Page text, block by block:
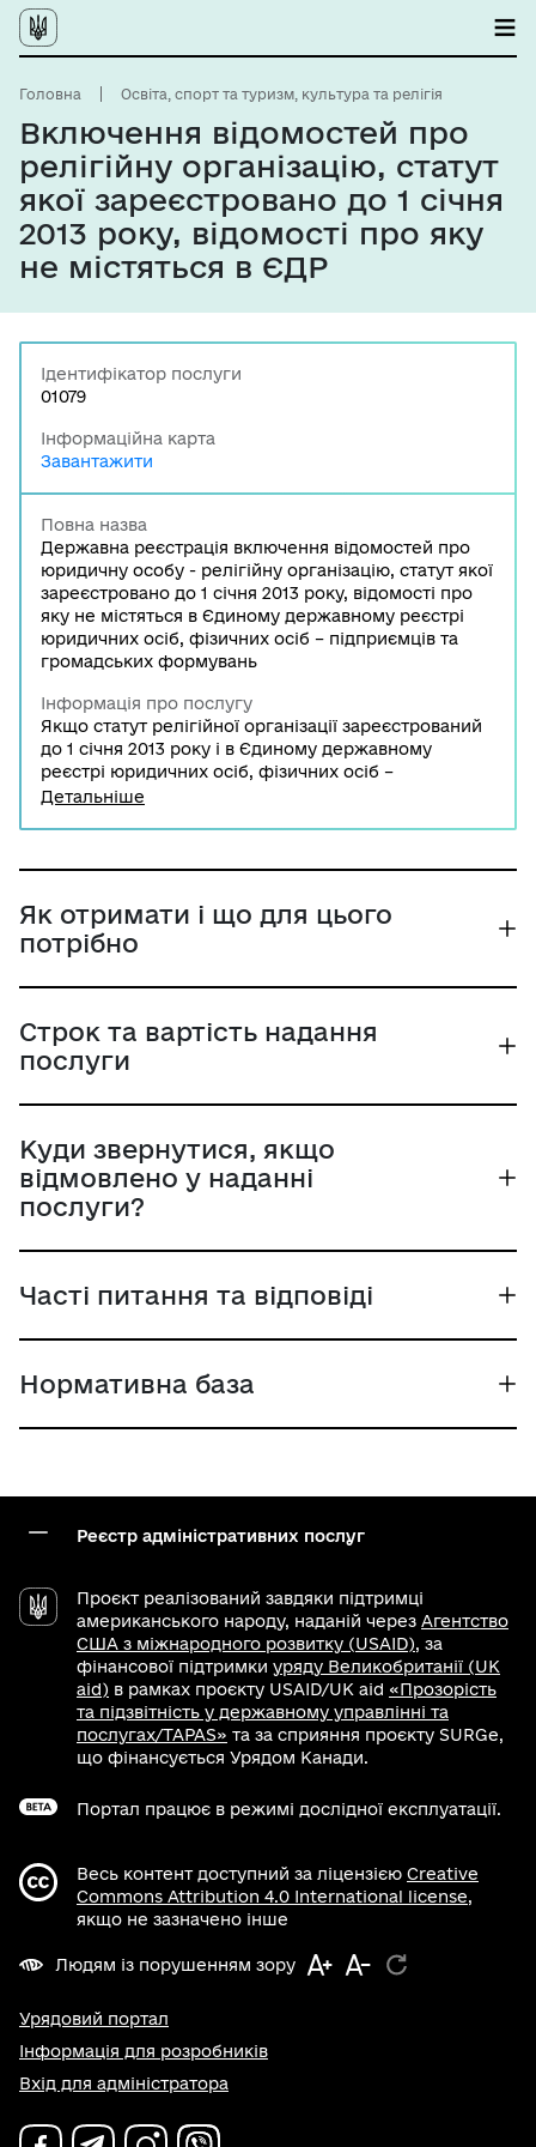
Головна Освіта, спорт та туризм, культура та релігія
Включення відомостей про
релігійну організацію, статут
якої зареєстровано до 1 січня
2013 року, відомості про яку
не містяться в ЄДР
Ідентифікатор послуги
01079
Інформаційна карта
Завантажити
Повна назва
Державна реєстрація включення відомостей про
юридичну особу - релігійну організацію, статут якої
зареєстровано до 1 січня 2013 року, відомості про
яку не містяться в Єдиному державному реєстрі
юридичних осіб, фізичних осіб – підприємців та
громадських формувань
Інформація про послугу
Якщо статут релігійної організації зареєстрований
до 1 січня 2013 року і в Єдиному державному
реєстрі юридичних осіб, фізичних осіб –
підприємців та громадських формувань немає
державного реєстру.
Детальніше
Як отримати і що для цього
потрібно
Строк та вартість надання
послуги
Куди звернутися, якщо
відмовлено у наданні
послуги?
Часті питання та відповіді
Нормативна база
Реєстр адміністративних послуг
Проєкт реалізований завдяки підтримці
американського народу, наданій через Агентство
США з міжнародного розвитку (USAID), за
фінансової підтримки уряду Великобританії (UK
aid) в рамках проєкту USAID/UK aid «Прозорість
та підзвітність у державному управлінні та
послугах/TAPAS» та за сприяння проєкту SURGe,
що фінансується Урядом Канади.
Портал працює в режимі дослідної експлуатації.
Весь контент доступний за ліцензією Creative
Commons Attribution 4.0 International license,
якщо не зазначено інше
Людям із порушенням зору
Урядовий портал
Інформація для розробників
Вхід для адміністратора